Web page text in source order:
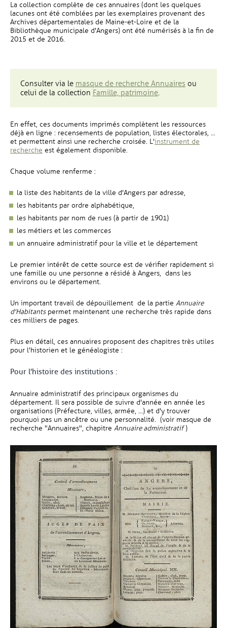
La collection complète de ces annuaires (dont les quelques
lacunes ont été comblées par les exemplaires provenant des
Archives départementales de Maine-et-Loire et de la
Bibliothèque municipale d'Angers) ont été numérisés à la fin de
2015 et de 2016.
Consulter via le masque de recherche Annuaires , Ouvre
ou
celui de la collection Famille, patrimoine, Ouvre une
.
En effet, ces documents imprimés complètent les ressources
déjà en ligne : recensements de population, listes électorales, ...
et permettent ainsi une recherche croisée. L'instrument de
recherche , Ouvre une nouvelle fenêtre
est également disponible.
Chaque volume renferme :
la liste des habitants de la ville d'Angers par adresse,
les habitants par ordre alphabétique,
les habitants par nom de rues (à partir de 1901)
les métiers et les commerces
un annuaire administratif pour la ville et le département
Le premier intérêt de cette source est de vérifier rapidement si
une famille ou une personne a résidé à Angers, dans les
environs ou le département.
Un important travail de dépouillement de la partie Annuaire
d'Habitantspermet maintenant une recherche très rapide dans
ces milliers de pages.
Plus en détail, ces annuaires proposent des chapitres très utiles
pour l'historien et le généalogiste :
Pour l'histoire des institutions :
Annuaire administratif des principaux organismes du
département. Il sera possible de suivre d'année en année les
organisations (Préfecture, villes, armée, ...) et d'y trouver
pourquoi pas un ancêtre ou une personnalité. (voir masque de
recherche "Annuaires", chapitre Annuaire administratif)